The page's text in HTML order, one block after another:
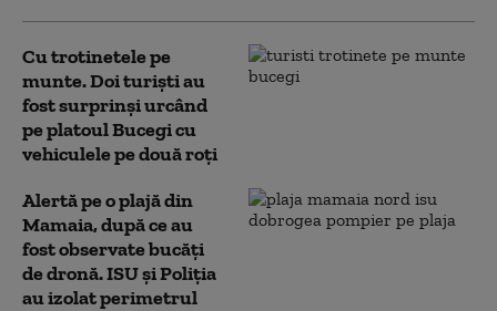
Cu trotinetele pe
munte. Doi turiști au
fost surprinși urcând
pe platoul Bucegi cu
vehiculele pe două roți
Alertă pe o plajă din
Mamaia, după ce au
fost observate bucăți
de dronă. ISU și Poliția
au izolat perimetrul